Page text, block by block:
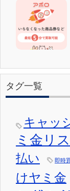
タグ一覧
キャッ
ミ金リ
払い
即時
けヤミ金